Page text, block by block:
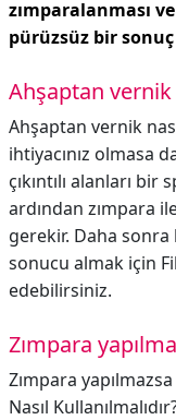
zımparalanması
pürüzsüz bir
Ahşaptan vernik
Ahşaptan vernik
ihtiyacınız olmasa
çıkıntılı alanları
ardından zımpara
gerekir. Daha sonra
sonucu almak için
edebilirsiniz.
Zımpara
Zımpara
Nasıl